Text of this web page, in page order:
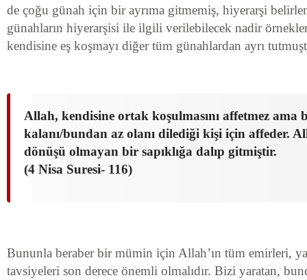
de çoğu günah için bir ayrıma gitmemiş, hiyerarşi
günahların hiyerarşisi ile ilgili verilebilecek nadir
kendisine eş koşmayı diğer tüm günahlardan ayrı
Allah, kendisine ortak koşulmasını affetmez ama
kalanı/bundan az olanı dilediği kişi için affeder.
dönüşü olmayan bir sapıklığa dalıp gitmiştir.
(4 Nisa Suresi- 116)
Bununla beraber bir mümin için Allah’ın tüm emirleri,
tavsiyeleri son derece önemli olmalıdır. Bizi yaratan,